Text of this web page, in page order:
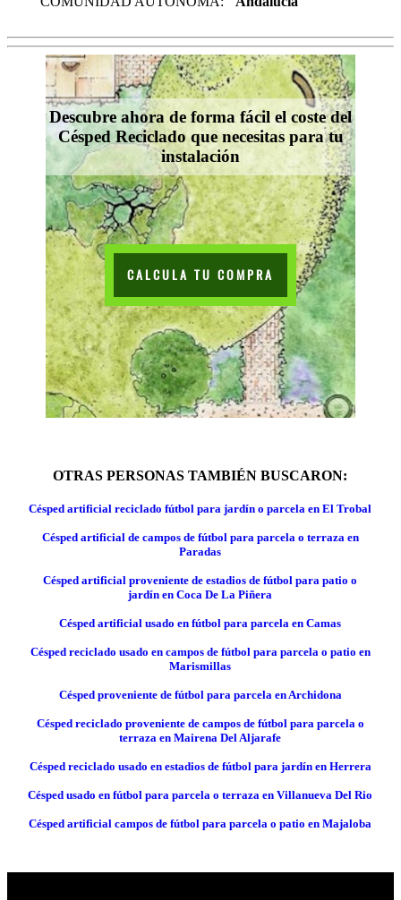
Descubre ahora de forma fácil el coste del
Césped Reciclado que necesitas para tu
instalación
CALCULA TU COMPRA
OTRAS PERSONAS TAMBIÉN BUSCARON:
Césped artificial reciclado fútbol para jardín o parcela en El Trobal
Césped artificial de campos de fútbol para parcela o terraza en
Paradas
Césped artificial proveniente de estadios de fútbol para patio o
jardín en Coca De La Piñera
Césped artificial usado en fútbol para parcela en Camas
Césped reciclado usado en campos de fútbol para parcela o patio en
Marismillas
Césped proveniente de fútbol para parcela en Archidona
Césped reciclado proveniente de campos de fútbol para parcela o
terraza en Mairena Del Aljarafe
Césped reciclado usado en estadios de fútbol para jardín en Herrera
Césped usado en fútbol para parcela o terraza en Villanueva Del Rio
Césped artificial campos de fútbol para parcela o patio en Majaloba